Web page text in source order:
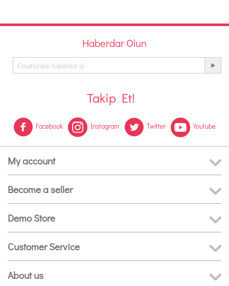
Haberdar Olun
Takip Et!
Facebook Instagram Twitter Youtube
My account
Become a seller
Demo Store
Customer Service
About us